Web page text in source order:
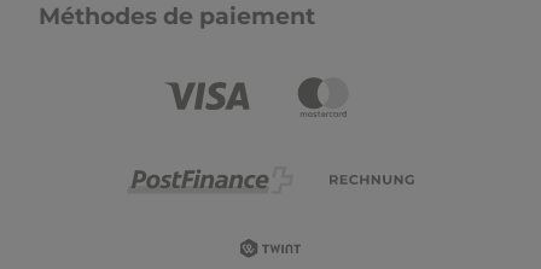
Méthodes de paiement